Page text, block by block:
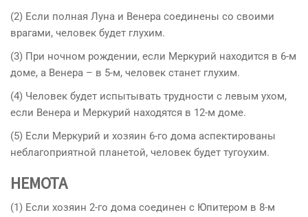
(2) Если полная Луна и Венера соединены со своими
врагами, человек будет глухим.
(3) При ночном рождении, если Меркурий находится в 6-м
доме, а Венера – в 5-м, человек станет глухим.
(4) Человек будет испытывать трудности с левым ухом,
если Венера и Меркурий находятся в 12-м доме.
(5) Если Меркурий и хозяин 6-го дома аспектированы
неблагоприятной планетой, человек будет тугоухим.
НЕМОТА
(1) Если хозяин 2-го дома соединен с Юпитером в 8-м